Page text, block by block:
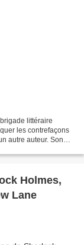
littéraire
les contrefaçons
autre auteur. Son
Holmes,
Lane